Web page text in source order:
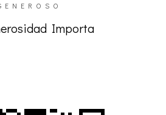
Importa